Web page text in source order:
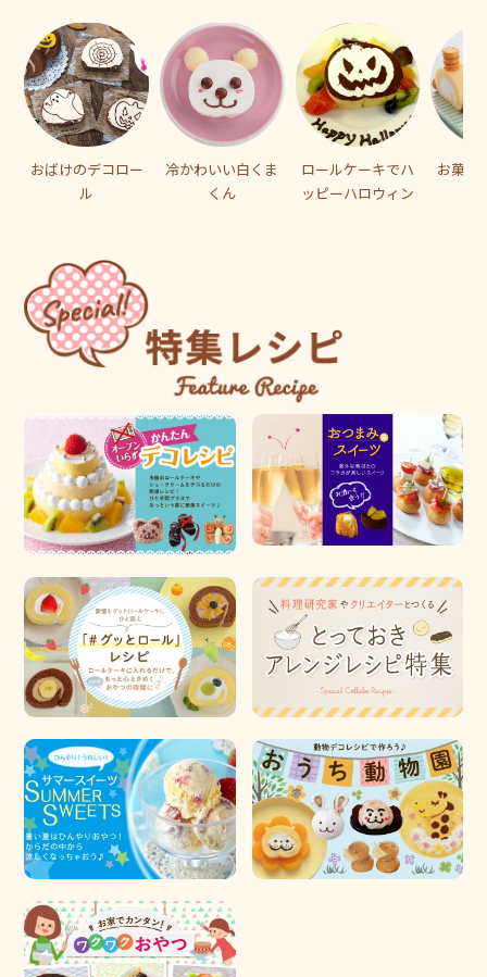
おばけのデコロー
ル
冷かわいい白くま
くん
ロールケーキでハ
ッピーハロウィン
お菓子